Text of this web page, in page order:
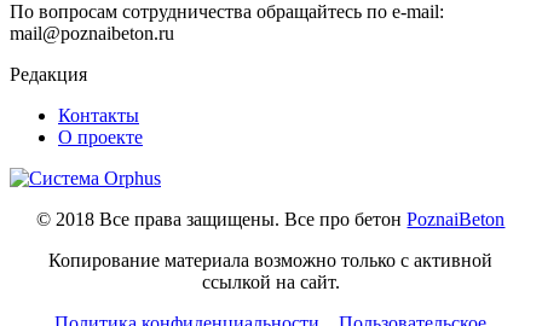
По вопросам сотрудничества обращайтесь по e-mail:
mail@poznaibeton.ru
Редакция
Контакты
О проекте
© 2018 Все права защищены. Все про бетонPoznaiBeton
Копирование материала возможно только с активной
ссылкой на сайт.